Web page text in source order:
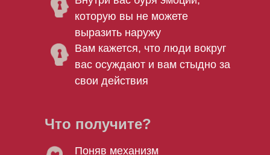
которую вы не можете
выразить наружу
Вам кажется, что люди вокруг
вас осуждают и вам стыдно за
свои действия
Что получите?
Поняв механизм